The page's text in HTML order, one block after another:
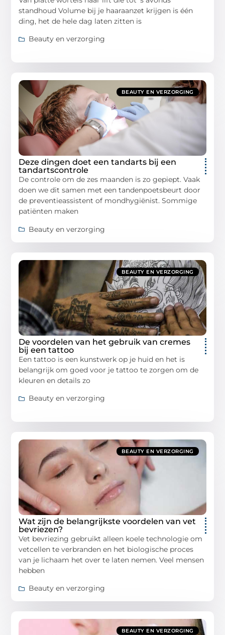
standhoud Volume bij je haaraanzet krijgen is één
ding, het de hele dag laten zitten is
Beauty en verzorging
BEAUTY EN VERZORGING
Deze dingen doet een tandarts bij een
tandartscontrole
De controle om de zes maanden is zo gepiept. Vaak
doen we dit samen met een tandenpoetsbeurt door
de preventieassistent of mondhygiënist. Sommige
patiënten maken
Beauty en verzorging
BEAUTY EN VERZORGING
De voordelen van het gebruik van cremes
bij een tattoo
Een tattoo is een kunstwerk op je huid en het is
belangrijk om goed voor je tattoo te zorgen om de
kleuren en details zo
Beauty en verzorging
BEAUTY EN VERZORGING
Wat zijn de belangrijkste voordelen van vet
bevriezen?
Vet bevriezing gebruikt alleen koele technologie om
vetcellen te verbranden en het biologische proces
van je lichaam het over te laten nemen. Veel mensen
hebben
Beauty en verzorging
BEAUTY EN VERZORGING